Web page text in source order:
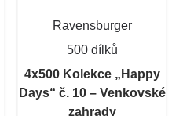
Ravensburger
500 dílků
4x500 Kolekce „Happy
Days“ č. 10 – Venkovské
zahrady